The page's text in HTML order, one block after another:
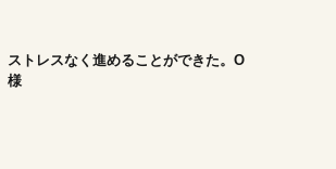
ストレスなく進めることができた。O
様